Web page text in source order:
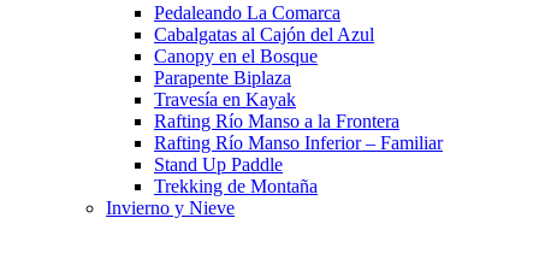
Pedaleando La Comarca
Cabalgatas al Cajón del Azul
Canopy en el Bosque
Parapente Biplaza
Travesía en Kayak
Rafting Río Manso a la Frontera
Rafting Río Manso Inferior – Familiar
Stand Up Paddle
Trekking de Montaña
Invierno y Nieve